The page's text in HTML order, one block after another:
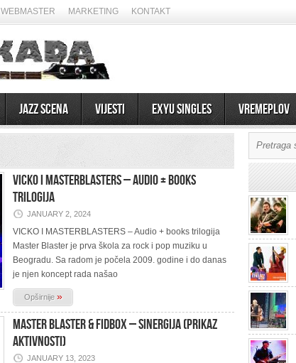
WEBMASTER MARKETING KONTAKT
Jazz scena Vijesti EXYU Singles Vremeplov
VICKO I MASTERBLASTERS – Audio + books
trilogija
JANUARY 2, 2024
VICKO I MASTERBLASTERS – Audio + books trilogija
Master Blaster je prva škola za rock i pop muziku u
Beogradu. Sa radom je počela 2009. godine i do danas
je njen koncept rada našao
Opširnije »
MASTER BLASTER & FIDBOX – Sinergija (Prikaz
aktivnosti)
JANUARY 13, 2023